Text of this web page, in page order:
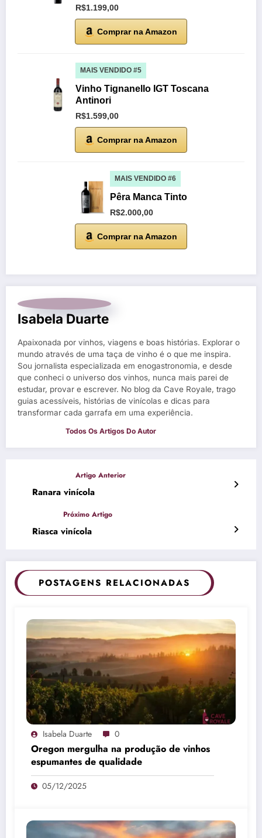
R$1.199,00
Comprar na Amazon
MAIS VENDIDO #5
Vinho Tignanello IGT Toscana
Antinori
R$1.599,00
Comprar na Amazon
MAIS VENDIDO #6
Pêra Manca Tinto
R$2.000,00
Comprar na Amazon
Isabela Duarte
Apaixonada por vinhos, viagens e boas histórias. Explorar o
mundo através de uma taça de vinho é o que me inspira.
Sou jornalista especializada em enogastronomia, e desde
que conheci o universo dos vinhos, nunca mais parei de
estudar, provar e escrever. No blog da Cave Royale, trago
guias acessíveis, histórias de vinícolas e dicas para
transformar cada garrafa em uma experiência.
Ranara vinícola
Riasca vinícola
POSTAGENS RELACIONADAS
Isabela Duarte 0
Oregon mergulha na produção de vinhos
espumantes de qualidade
05/12/2025